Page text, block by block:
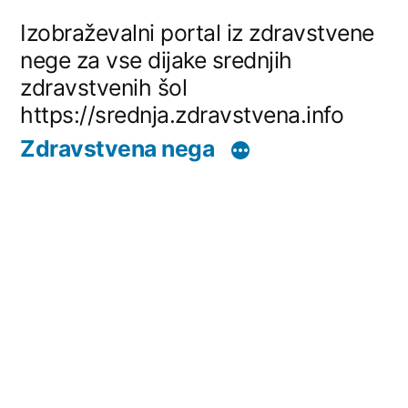
content
Izobraževalni portal iz zdravstvene
nege za vse dijake srednjih
zdravstvenih šol
https://srednja.zdravstvena.info
Zdravstvena nega